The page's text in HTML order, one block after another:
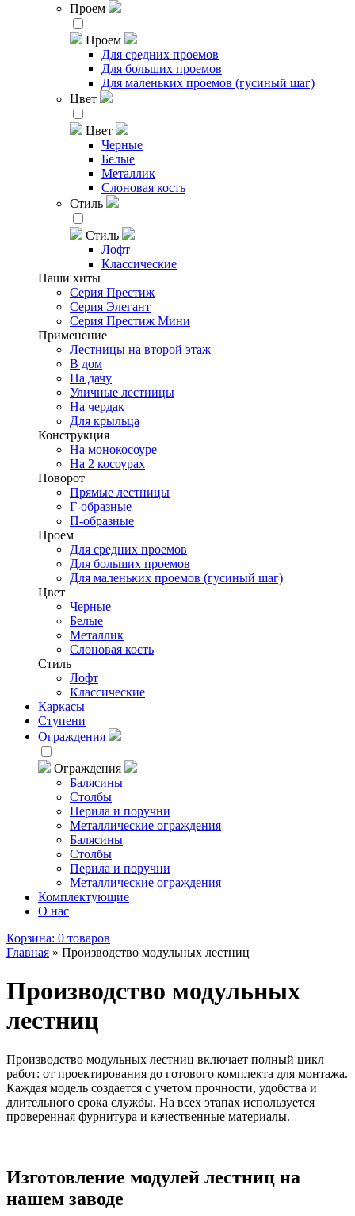
Проем
Проем
Для средних проемов
Для больших проемов
Для маленьких проемов (гусиный шаг)
Цвет
Цвет
Черные
Белые
Металлик
Слоновая кость
Стиль
Стиль
Лофт
Классические
Наши хиты
Серия Престиж
Серия Элегант
Серия Престиж Мини
Применение
Лестницы на второй этаж
В дом
На дачу
Уличные лестницы
На чердак
Для крыльца
Конструкция
На монокосоуре
На 2 косоурах
Поворот
Прямые лестницы
Г-образные
П-образные
Проем
Для средних проемов
Для больших проемов
Для маленьких проемов (гусиный шаг)
Цвет
Черные
Белые
Металлик
Слоновая кость
Стиль
Лофт
Классические
Каркасы
Ступени
Ограждения
Ограждения
Балясины
Столбы
Перила и поручни
Металлические ограждения
Балясины
Столбы
Перила и поручни
Металлические ограждения
Комплектующие
О нас
Корзина: 0 товаров
Главная » Производство модульных лестниц
Производство модульных
лестниц
Производство модульных лестниц включает полный цикл
работ: от проектирования до готового комплекта для монтажа.
Каждая модель создается с учетом прочности, удобства и
длительного срока службы. На всех этапах используется
проверенная фурнитура и качественные материалы.
Изготовление модулей лестниц на
нашем заводе